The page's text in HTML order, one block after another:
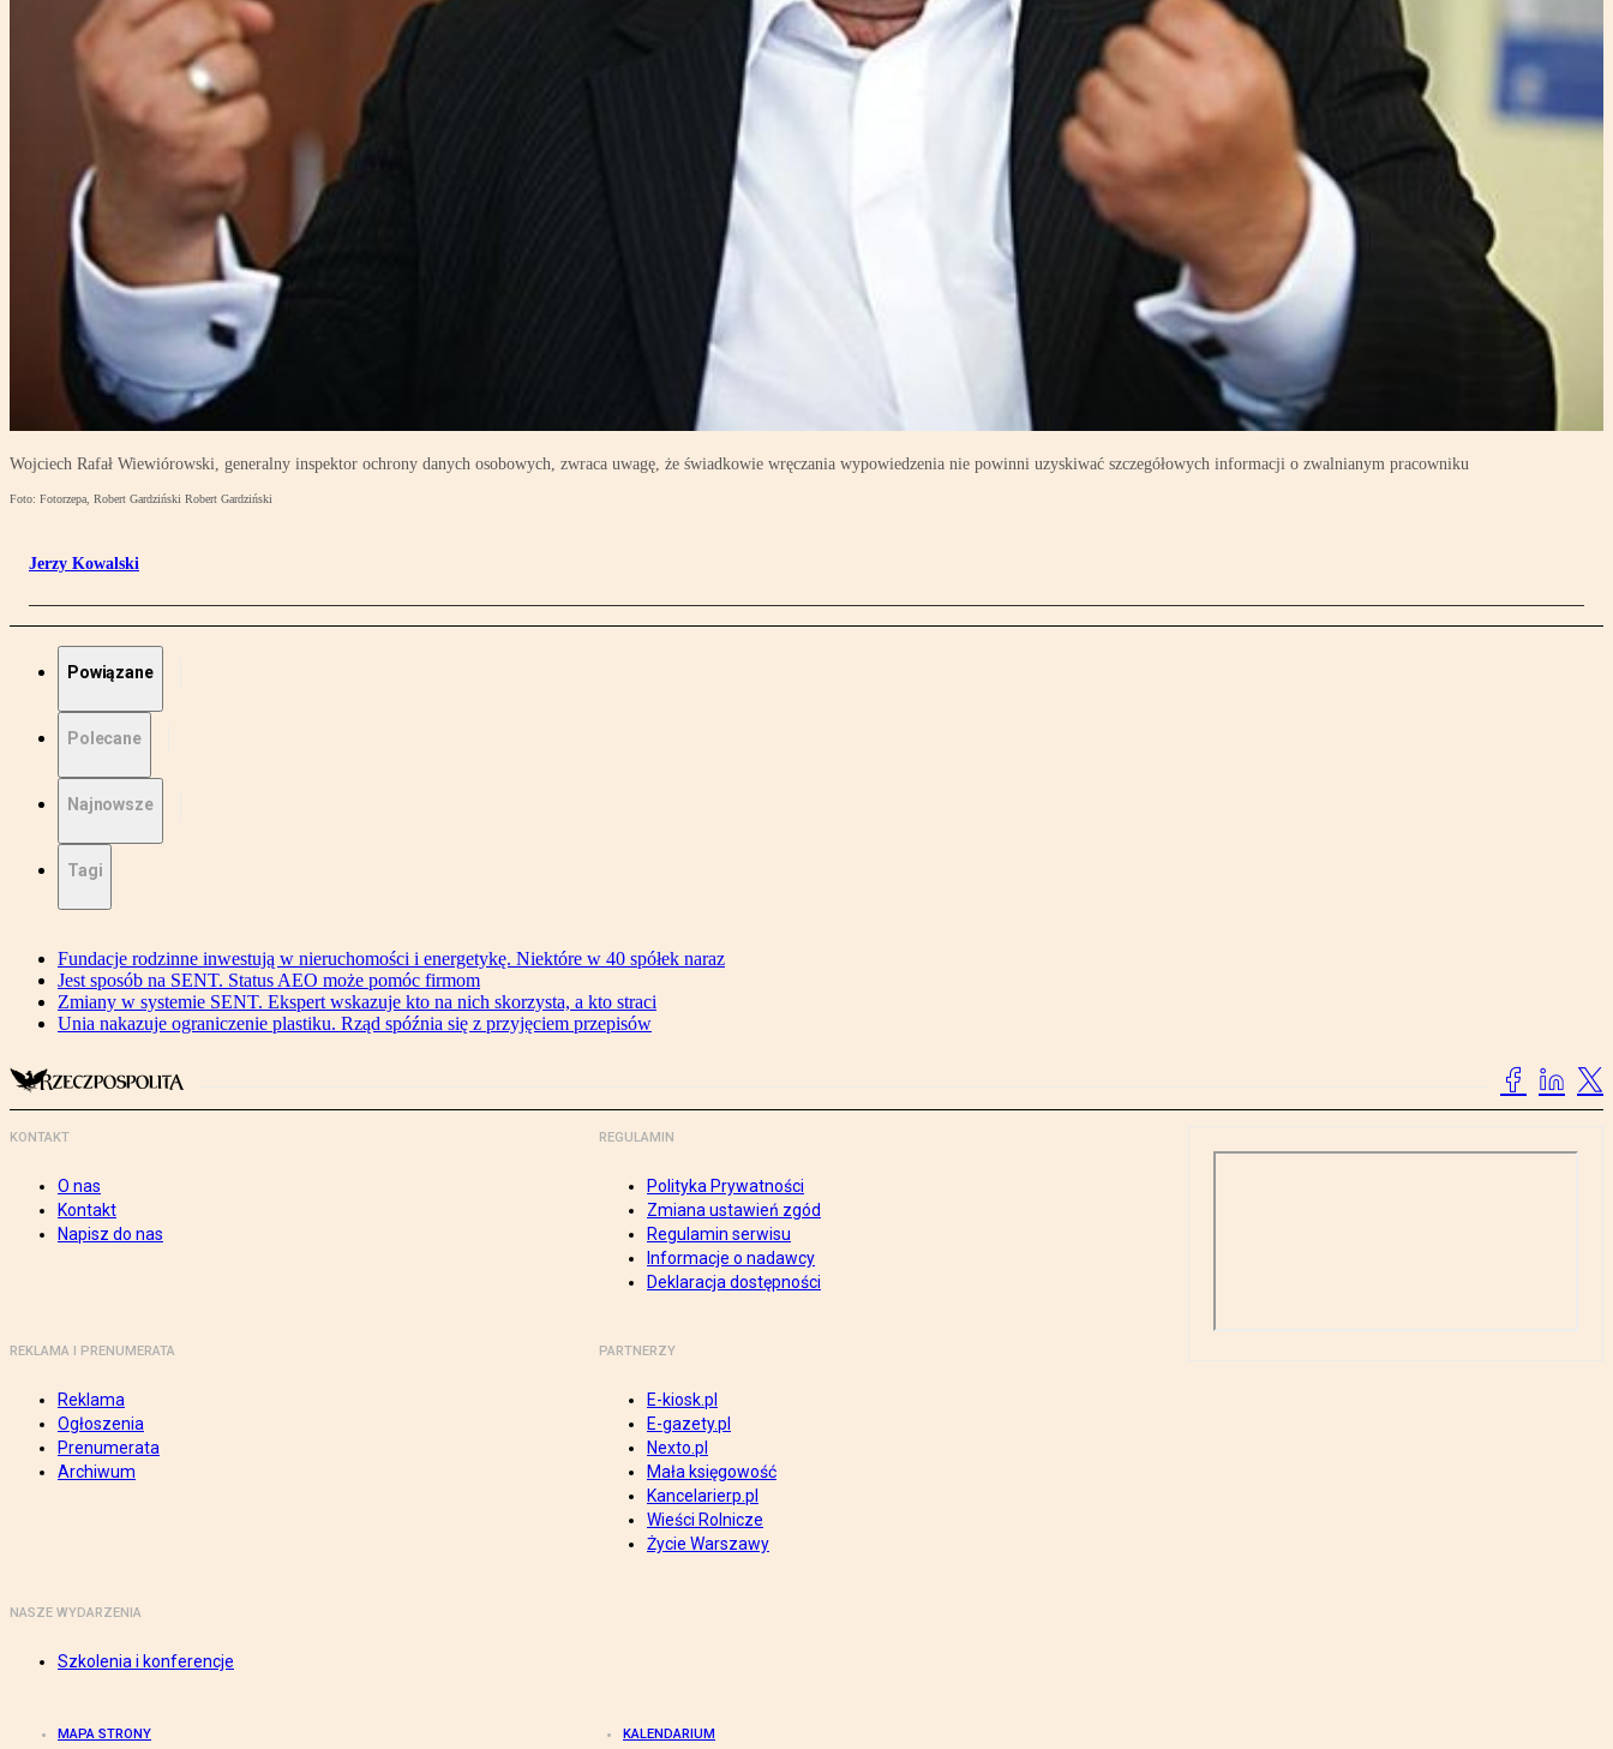
Wojciech Rafał Wiewiórowski, generalny inspektor ochrony danych osobowych, zwraca uwagę, że świadkowie wręczania wypowiedzenia nie powinni uzyskiwać szczegółowych informacji o zwalnianym pracowniku
Foto: Fotorzepa, Robert Gardziński Robert Gardziński
Jerzy Kowalski
Powiązane
Polecane
Najnowsze
Tagi
Fundacje rodzinne inwestują w nieruchomości i energetykę. Niektóre w 40 spółek naraz
Jest sposób na SENT. Status AEO może pomóc firmom
Zmiany w systemie SENT. Ekspert wskazuje kto na nich skorzysta, a kto straci
Unia nakazuje ograniczenie plastiku. Rząd spóźnia się z przyjęciem przepisów
KONTAKT
O nas
Kontakt
Napisz do nas
REGULAMIN
Polityka Prywatności
Zmiana ustawień zgód
Regulamin serwisu
Informacje o nadawcy
Deklaracja dostępności
REKLAMA I PRENUMERATA
Reklama
Ogłoszenia
Prenumerata
Archiwum
PARTNERZY
E-kiosk.pl
E-gazety.pl
Nexto.pl
Mała księgowość
Kancelarierp.pl
Wieści Rolnicze
Życie Warszawy
NASZE WYDARZENIA
Szkolenia i konferencje
MAPA STRONY KALENDARIUM